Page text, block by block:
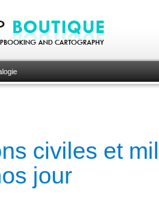
civiles et
jour